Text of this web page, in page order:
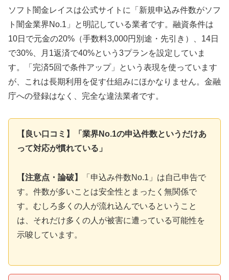
ソフト闇金レイスは公式サイトに「新規申込み件数がソフ
ト闇金業界No.1」と明記している業者です。融資条件は
10日で元金の20%（手数料3,000円別途・先引き）、14日
で30%、月1返済で40%という3プランを設定していま
す。「完済5回で条件アップ」という表現を使っています
が、これは長期利用を促す仕組みにほかなりません。金融
庁への登録はなく、完全な違法業者です。
【良い口コミ】「業界No.1の申込件数というだけあ
って対応が慣れている」
【注意点・論破】
「申込み件数No.1」は自己申告で
す。件数が多いことは安全性とまったく無関係で
す。むしろ多くの人が流れ込んでいるということ
は、それだけ多くの人が被害に遭っている可能性を
示唆しています。